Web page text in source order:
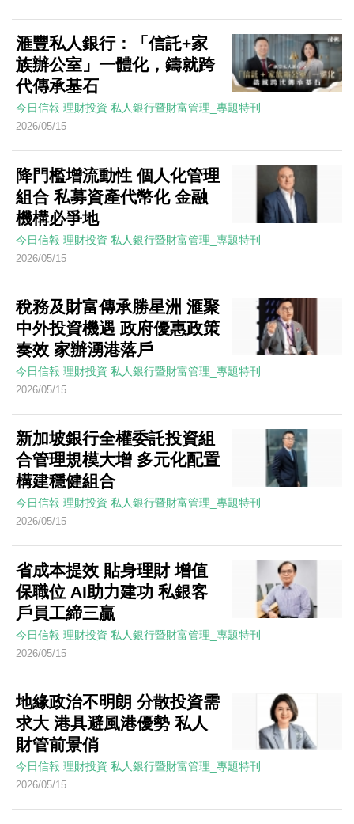
滙豐私人銀行：「信託+家
族辦公室」一體化，鑄就跨
代傳承基石
今日信報 理財投資 私人銀行暨財富管理_專題特刊
2026/05/15
降門檻增流動性 個人化管理
組合 私募資產代幣化 金融
機構必爭地
今日信報 理財投資 私人銀行暨財富管理_專題特刊
2026/05/15
稅務及財富傳承勝星洲 滙聚
中外投資機遇 政府優惠政策
奏效 家辦湧港落戶
今日信報 理財投資 私人銀行暨財富管理_專題特刊
2026/05/15
新加坡銀行全權委託投資組
合管理規模大增 多元化配置
構建穩健組合
今日信報 理財投資 私人銀行暨財富管理_專題特刊
2026/05/15
省成本提效 貼身理財 增值
保職位 AI助力建功 私銀客
戶員工締三贏
今日信報 理財投資 私人銀行暨財富管理_專題特刊
2026/05/15
地緣政治不明朗 分散投資需
求大 港具避風港優勢 私人
財管前景俏
今日信報 理財投資 私人銀行暨財富管理_專題特刊
2026/05/15